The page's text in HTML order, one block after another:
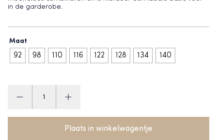
in de garderobe.
Maat
92 98 110 116 122 128 134 140
Plaats in winkelwagentje